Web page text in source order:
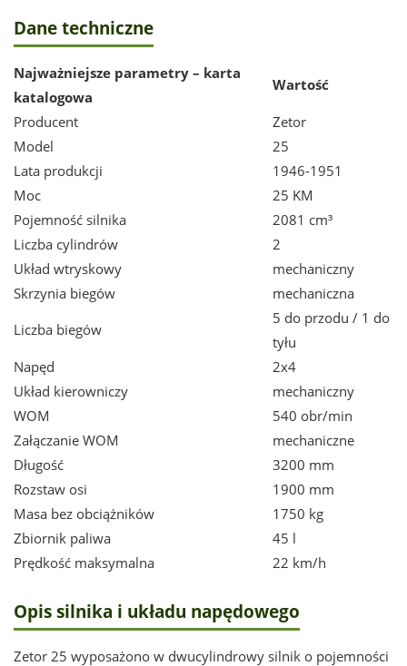
Dane techniczne
Najważniejsze parametry – karta
katalogowa
Wartość
Producent
Zetor
Model
25
Lata produkcji
1946-1951
Moc
25 KM
Pojemność silnika
2081 cm³
Liczba cylindrów
2
Układ wtryskowy
mechaniczny
Skrzynia biegów
mechaniczna
Liczba biegów
5 do przodu / 1 do
tyłu
Napęd
2x4
Układ kierowniczy
mechaniczny
WOM
540 obr/min
Załączanie WOM
mechaniczne
Długość
3200 mm
Rozstaw osi
1900 mm
Masa bez obciążników
1750 kg
Zbiornik paliwa
45 l
Prędkość maksymalna
22 km/h
Opis silnika i układu napędowego
Zetor 25 wyposażono w dwucylindrowy silnik o pojemności